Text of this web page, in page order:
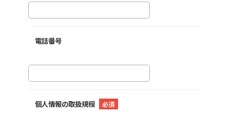
電話番号
個人情報の取扱規程 必須